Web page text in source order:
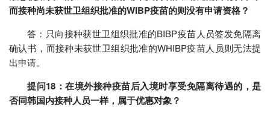
而接种尚未获世卫组织批准的WIBP疫苗的则没有申请资格？
答：只向接种获世卫组织批准的BIBP疫苗人员签发免隔离
确认书，而接种未获世卫组织批准的WHIBP疫苗人员则无法提
出申请。
提问18：在境外接种疫苗后入境时享受免隔离待遇的，是
否同韩国内接种人员一样，属于优惠对象？